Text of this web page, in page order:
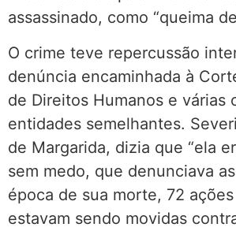
assassinado, como “queima
O crime teve repercussão
denúncia encaminhada à
de Direitos Humanos e várias
entidades semelhantes.
de Margarida, dizia que “ela
sem medo, que denunciava
época de sua morte, 72
estavam sendo movidas